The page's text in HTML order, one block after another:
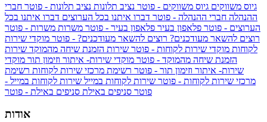
גיוס משווקים גיוס משווקים - פוטר נציב תלונות נציב תלונות - פוטר חברי
ההנהלה חברי ההנהלה - פוטר דברו איתנו בכל הערוצים דברו איתנו בכל
הערוצים - פוטר פלאפון בעיר פלאפון בעיר - פוטר משרות משרות - פוטר
רוצים להשאר מעודכנים? רוצים להשאר מעודכנים? - פוטר מוקדי שירות
לקוחות מוקדי שירות לקוחות - פוטר שירות הזמנת שיחה מהמוקד שירות
הזמנת שיחה מהמוקד - פוטר מוקדי שירות- איתור וזימון תור מוקדי
שירות- איתור וזימון תור - פוטר רשימת מרכזי שירות לקוחות רשימת
מרכזי שירות לקוחות - פוטר שירות לקוחות במייל שירות לקוחות במייל -
פוטר סניפים באילת סניפים באילת - פוטר
אודות